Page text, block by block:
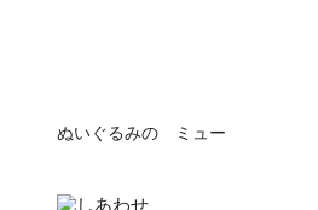
ぬいぐるみの ミュー